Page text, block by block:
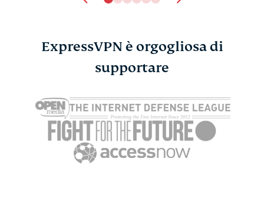
ExpressVPN è orgogliosa di
supportare